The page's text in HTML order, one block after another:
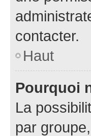
contacter.
Haut
Pourquoi
La
par